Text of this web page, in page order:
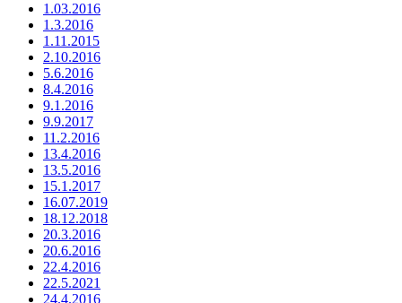
1.03.2016
1.3.2016
1.11.2015
2.10.2016
5.6.2016
8.4.2016
9.1.2016
9.9.2017
11.2.2016
13.4.2016
13.5.2016
15.1.2017
16.07.2019
18.12.2018
20.3.2016
20.6.2016
22.4.2016
22.5.2021
24.4.2016